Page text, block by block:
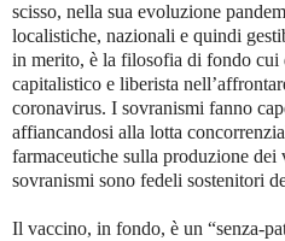
scisso, nella sua evoluzione
localistiche, nazionali e quindi
in merito, è la filosofia di fondo cui
capitalistico e liberista
coronavirus. I sovranismi fanno
affiancandosi alla lotta
farmaceutiche sulla produzione dei
sovranismi sono fedeli sostenitori
Il vaccino, in fondo, è un “senza-